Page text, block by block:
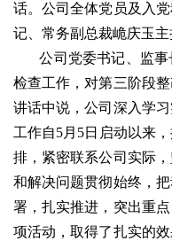
话。公司全体党员及入
记、常务副总裁峗庆玉主
公司党委书记、监事
检查工作，对第三阶段
讲话中说，公司深入学
工作自5月5日启动以来
排，紧密联系公司实际
和解决问题贯彻始终，
署，扎实推进，突出重
项活动，取得了扎实的